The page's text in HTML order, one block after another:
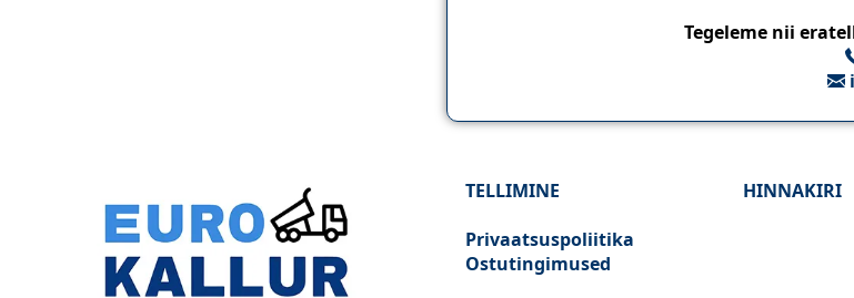
Tegeleme nii
TELLIMINE
Privaatsuspoliitika
Ostutingimused
HINNAKIRI